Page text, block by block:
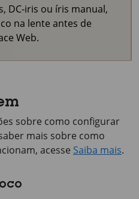
DC-iris ou íris manual,
na lente antes de
Web.
sobre como configurar
mais sobre como
acesse Saiba mais.